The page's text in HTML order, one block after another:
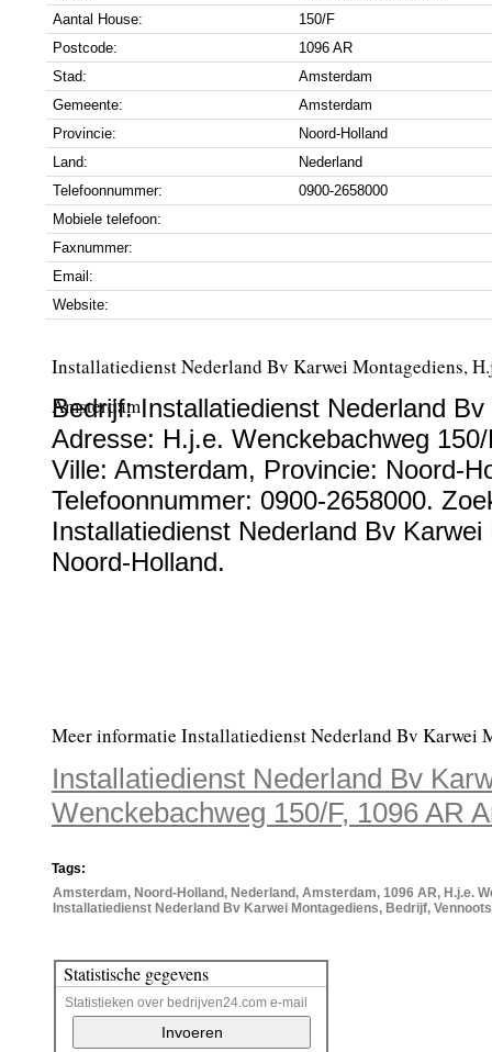
Aantal House:
150/F
Postcode:
1096 AR
Stad:
Amsterdam
Gemeente:
Amsterdam
Provincie:
Noord-Holland
Land:
Nederland
Telefoonnummer:
0900-2658000
Mobiele telefoon:
Faxnummer:
Email:
Website:
Installatiedienst Nederland Bv Karwei Montagediens,
Amsterdam
Bedrijf:Installatiedienst Nederland
Adresse: H.j.e. Wenckebachweg 150/
Ville: Amsterdam, Provincie: Noord-
Telefoonnummer: 0900-2658000.
Installatiedienst Nederland Bv
Noord-Holland.
Meer informatie Installatiedienst Nederland Bv Karwei
Installatiedienst Nederland Bv
Wenckebachweg 150/F, 1096 AR
Tags:
Amsterdam, Noord-Holland, Nederland, Amsterdam, 1096 AR, H.j.e.
Installatiedienst Nederland Bv Karwei Montagediens, Bedrijf,
Statistische gegevens
Statistieken over bedrijven24.com e-mail